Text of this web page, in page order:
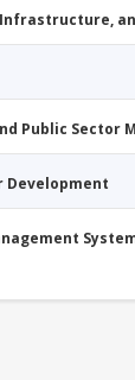
Public Sector
Development